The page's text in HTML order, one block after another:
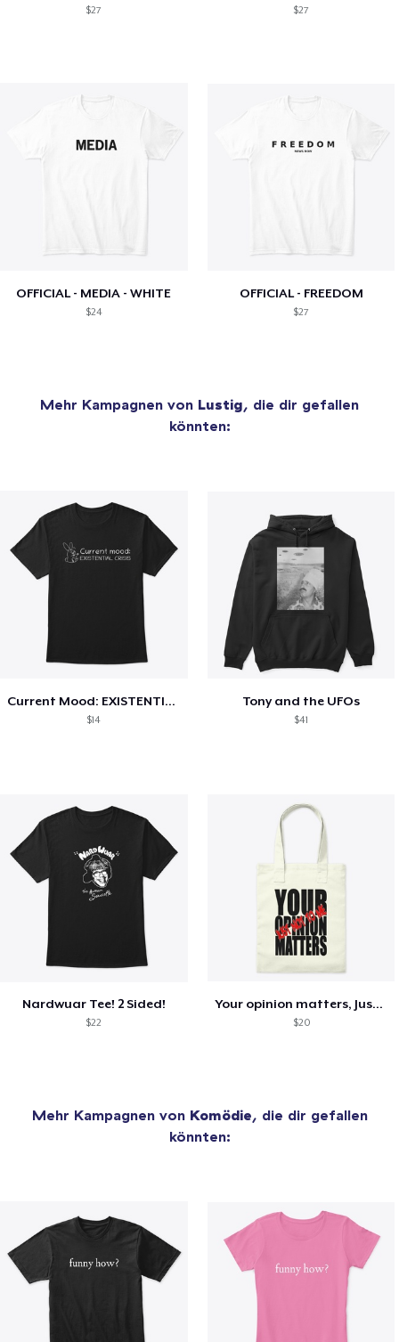
$27 $27
OFFICIAL - MEDIA - WHITE
$24
OFFICIAL - FREEDOM
$27
Mehr Kampagnen von Lustig, die dir gefallen
könnten:
Current Mood: EXISTENTIAL CRISIS
$14
Tony and the UFOs
$41
Nardwuar Tee! 2 Sided!
$22
Your opinion matters, Just not to me!
$20
Mehr Kampagnen von Komödie, die dir gefallen
könnten: